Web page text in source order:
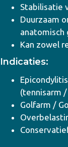
Stabilisatie
Duurzaam
anatomisch
Kan zowel
Indicaties:
(tennisarm
Golfarm /